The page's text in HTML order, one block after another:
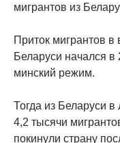
мигрантов из
Приток мигрантов
Беларуси начался в
минский режим.
Тогда из Беларуси
4,2 тысячи
покинули страну